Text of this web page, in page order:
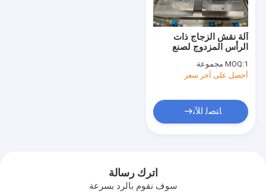
آلة نقش الزجاج ذات
الرأس المزدوج لصنع
MOQ:1 مجموعة
أحصل على آخر سعر
ﺎﺘﺼﻟ ﺍﻶﻧ
اترك رسالة
سوف نقوم بالرد بسرعة